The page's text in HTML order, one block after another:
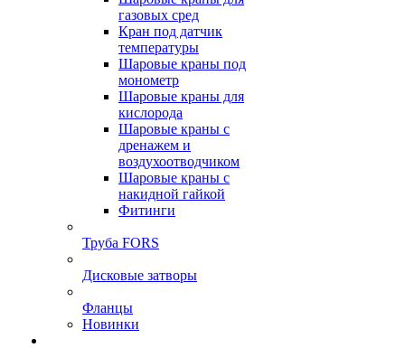
газовых сред
Кран под датчик
температуры
Шаровые краны под
монометр
Шаровые краны для
кислорода
Шаровые краны с
дренажем и
воздухоотводчиком
Шаровые краны с
накидной гайкой
Фитинги
Труба FORS
Дисковые затворы
Фланцы
Новинки